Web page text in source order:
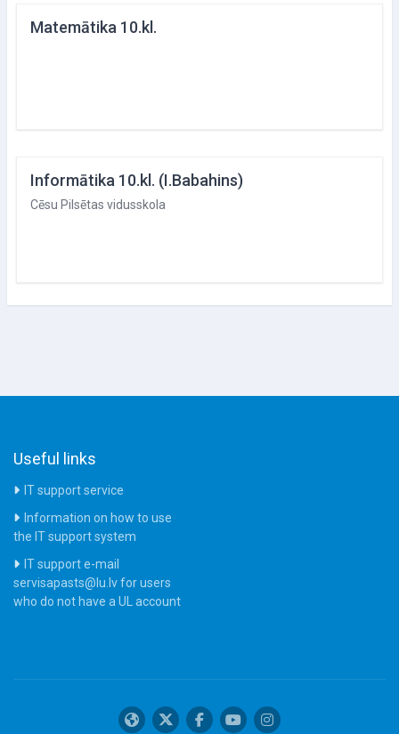
Matemātika 10.kl.
Informātika 10.kl. (I.Babahins)
Cēsu Pilsētas vidusskola
Useful links
IT support service
Information on how to use
the IT support system
IT support e-mail
servisapasts@lu.lv for users
who do not have a UL account